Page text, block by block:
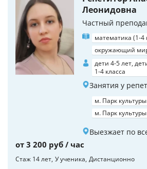
Леонидовна
Частный
математика (1-4
окружающий
дети 4-5 лет,
1-4 класса
Занятия у
м. Парк
м. Парк
Выезжает по
от 3 200 руб / час
Стаж 14 лет У ученика Дистанционно